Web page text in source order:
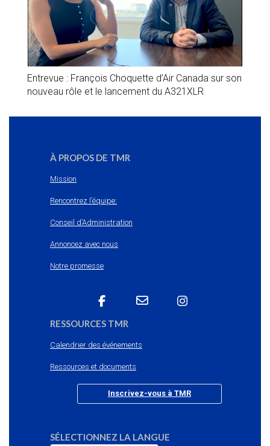
Entrevue : François Choquette d’Air Canada sur son
nouveau rôle et le lancement du A321XLR
À PROPOS DE TMR
Mission
Rencontrez l’équipe:
Conseil d’Administration
Annoncez avec nous
Notre promesse
RESSOURCES TMR
Calendrier des événements
Ressources et documents
Inscrivez-vous à TMR
SÉLECTIONNEZ LA LANGUE